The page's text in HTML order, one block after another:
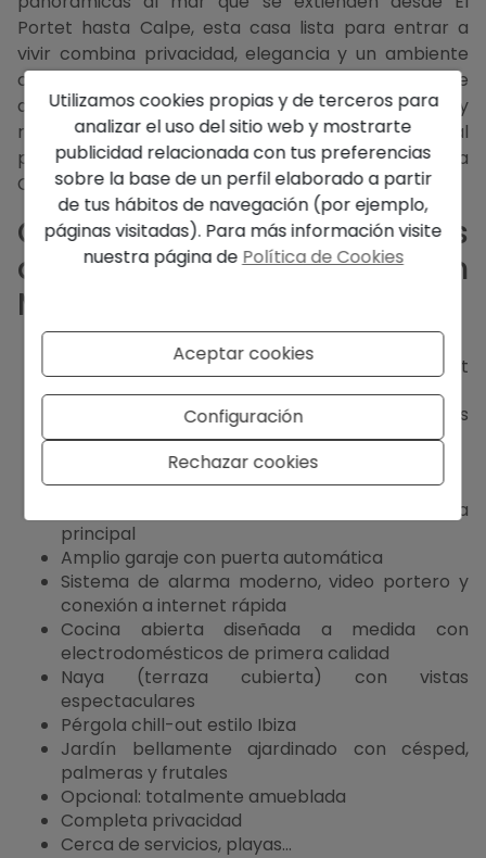
Portet hasta Calpe, esta casa lista para entrar a
vivir combina privacidad, elegancia y un ambiente
cálido y atemporal. A solo cinco minutos en coche
de la playa de Moraira, bares de estilo y
restaurantes de calidad, es una opción excepcional
para quienes buscan un estilo de vida premium en la
Costa Blanca.
Características Principales
de esta Villa de Lujo en
Moraira
Ubicación exclusiva en Benimeit, Moraira
Vistas panorámicas al mar desde El Portet
hasta Calpe
Totalmente renovada en 2023 con materiales
naturales de alta gama
4 dormitorios, todos con baño en suite
Aseo de invitados
Ascensor desde el garaje hasta la terraza
principal
Amplio garaje con puerta automática
Sistema de alarma moderno, video portero y
conexión a internet rápida
Cocina abierta diseñada a medida con
electrodomésticos de primera calidad
Naya (terraza cubierta) con vistas
espectaculares
Pérgola chill-out estilo Ibiza
Jardín bellamente ajardinado con césped,
palmeras y frutales
Opcional: totalmente amueblada
Completa privacidad
Cerca de servicios, playas...
Utilizamos cookies propias y de terceros para
analizar el uso del sitio web y mostrarte
publicidad relacionada con tus preferencias
sobre la base de un perfil elaborado a partir
de tus hábitos de navegación (por ejemplo,
páginas visitadas). Para más información visite
nuestra página de Política de Cookies
Aceptar cookies
Configuración
Rechazar cookies